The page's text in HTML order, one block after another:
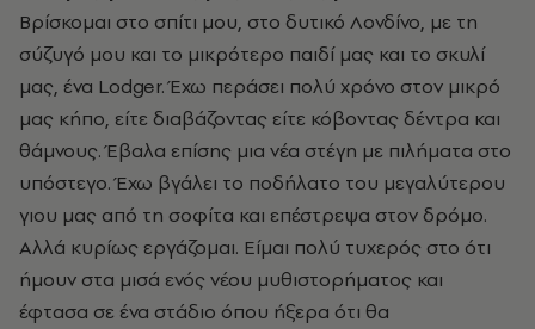
Βρίσκομαι στο σπίτι μου, στο δυτικό Λονδίνο, με τη
σύζυγό μου και το μικρότερο παιδί μας και το σκυλί
μας, ένα Lodger. Έχω περάσει πολύ χρόνο στον μικρό
μας κήπο, είτε διαβάζοντας είτε κόβοντας δέντρα και
θάμνους. Έβαλα επίσης μια νέα στέγη με πιλήματα στο
υπόστεγο. Έχω βγάλει το ποδήλατο του μεγαλύτερου
γιου μας από τη σοφίτα και επέστρεψα στον δρόμο.
Αλλά κυρίως εργάζομαι. Είμαι πολύ τυχερός στο ότι
ήμουν στα μισά ενός νέου μυθιστορήματος και
έφτασα σε ένα στάδιο όπου ήξερα ότι θα